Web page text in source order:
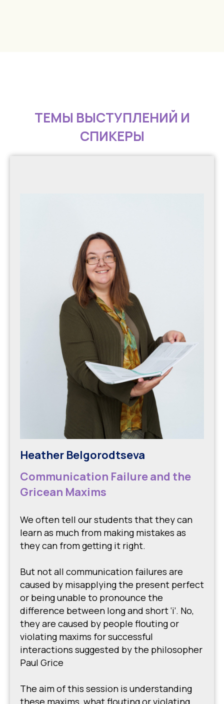
ТЕМЫ ВЫСТУПЛЕНИЙ И
СПИКЕРЫ
Heather Belgorodtseva
Communication Failure and the
Gricean Maxims
We often tell our students that they can
learn as much from making mistakes as
they can from getting it right.
But not all communication failures are
caused by misapplying the present perfect
or being unable to pronounce the
difference between long and short ‘i’. No,
they are caused by people flouting or
violating maxims for successful
interactions suggested by the philosopher
Paul Grice
The aim of this session is understanding
these maxims, what flouting or violating